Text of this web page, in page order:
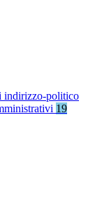
indirizzo-politico
19